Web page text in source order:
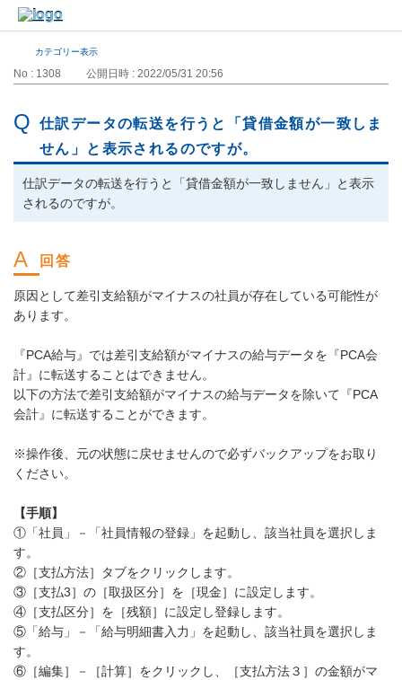
カテゴリー表示
No : 1308 公開日時 : 2022/05/31 20:56
仕訳データの転送を行うと「貸借金額が一致しま
せん」と表示されるのですが。
仕訳データの転送を行うと「貸借金額が一致しません」と表示
されるのですが。
原因として差引支給額がマイナスの社員が存在している可能性が
あります。
『PCA給与』では差引支給額がマイナスの給与データを『PCA会
計』に転送することはできません。
以下の方法で差引支給額がマイナスの給与データを除いて『PCA
会計』に転送することができます。
※操作後、元の状態に戻せませんので必ずバックアップをお取り
ください。
【手順】
①「社員」－「社員情報の登録」を起動し、該当社員を選択しま
す。
②［支払方法］タブをクリックします。
③［支払3］の［取扱区分］を［現金］に設定します。
④［支払区分］を［残額］に設定し登録します。
⑤「給与」－「給与明細書入力」を起動し、該当社員を選択しま
す。
⑥［編集］－［計算］をクリックし、［支払方法３］の金額がマ